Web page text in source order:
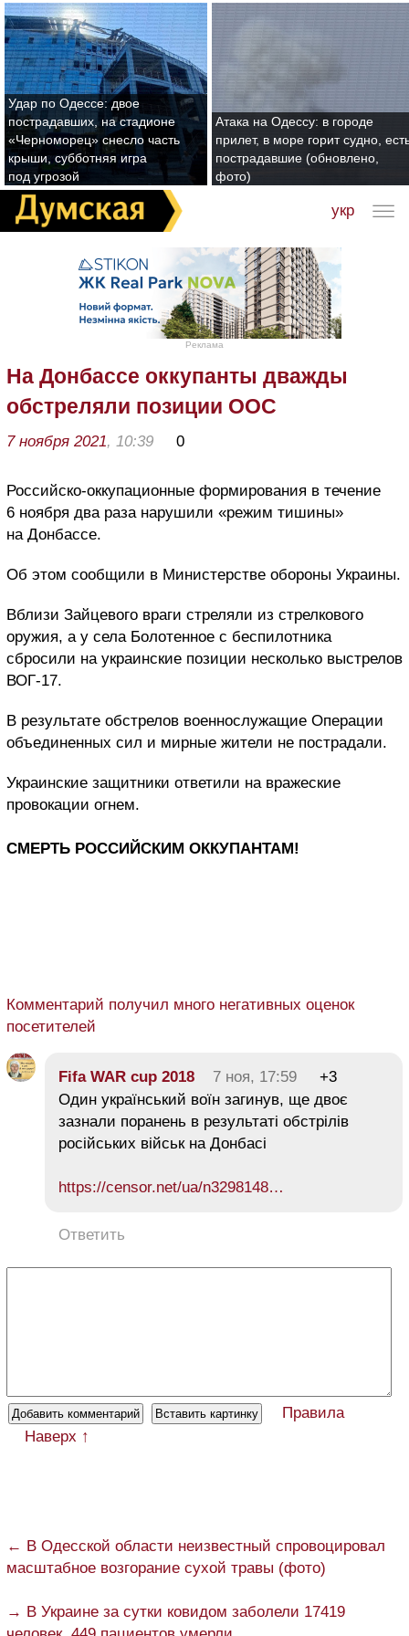
Удар по Одессе: двое
пострадавших, на стадионе
«Черноморец» снесло часть
крыши, субботняя игра
под угрозой
Атака на Одессу: в городе
прилет, в море горит судно,
пострадавшие (обновлено,
фото)
укр
Реклама
На Донбассе оккупанты дважды
обстреляли позиции ООС
7 ноября 2021, 10:39 0
Российско-оккупационные формирования в течение
6 ноября два раза нарушили «режим тишины»
на Донбассе.
Об этом сообщили в Министерстве обороны Украины.
Вблизи Зайцевого враги стреляли из стрелкового
оружия, а у села Болотенное с беспилотника
сбросили на украинские позиции несколько выстрелов
ВОГ-17.
В результате обстрелов военнослужащие Операции
объединенных сил и мирные жители не пострадали.
Украинские защитники ответили на вражеские
провокации огнем.
СМЕРТЬ РОССИЙСКИМ ОККУПАНТАМ!
Комментарий получил много негативных оценок
посетителей
Fifa WAR cup 2018 7 ноя, 17:59
+3
Один український воїн загинув, ще двоє
зазнали поранень в результаті обстрілів
російських військ на Донбасі
https://censor.net/ua/n3298148…
Ответить
Правила
Наверх ↑
← В Одесской области неизвестный спровоцировал
масштабное возгорание сухой травы (фото)
→ В Украине за сутки ковидом заболели 17419